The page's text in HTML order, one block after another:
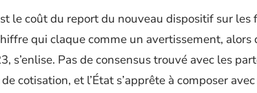
le coût du report du nouveau dispositif sur
qui claque comme un avertissement, alors
s’enlise. Pas de consensus trouvé avec les
cotisation, et l’État s’apprête à composer